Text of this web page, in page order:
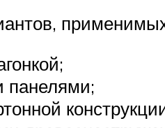
панелями;